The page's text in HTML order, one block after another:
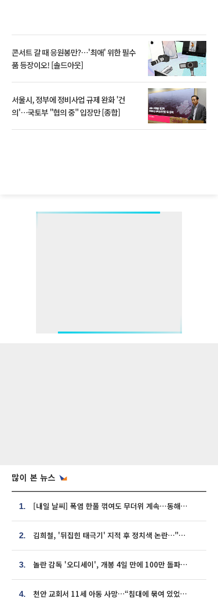
콘서트 갈 때 응원봉만?⋯'최애' 위한 필수
품 등장이오! [솔드아웃]
서울시, 정부에 정비사업 규제 완화 '건
의'⋯국토부 "협의 중" 입장만 [종합]
많이 본 뉴스
1. [내일 날씨] 폭염 한풀 꺾여도 무더위 계속⋯동해안 이틀 연속 비
2. 김희철, '뒤집힌 태극기' 지적 후 정치색 논란…"좌우 떠나 우리나라 국기"
3. 놀란 감독 '오디세이', 개봉 4일 만에 100만 돌파⋯'왕사남' 보다 빠르다
4. 천안 교회서 11세 아동 사망…“침대에 묶여 있었다” 진술 확보